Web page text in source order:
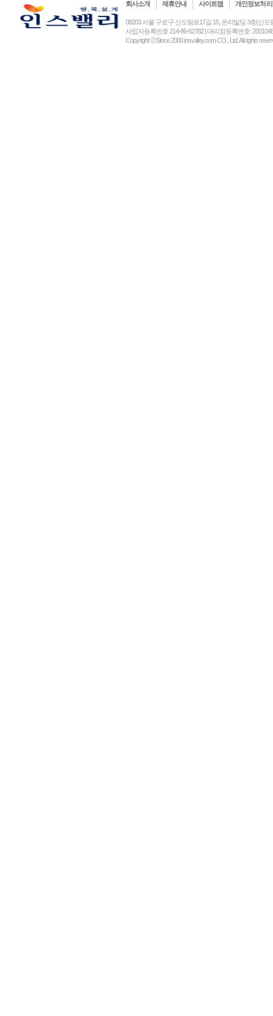
회사소개 제휴안내 사이트맵 개인정보처
08203 서울 구로구 신도림로17길 15, 온리빌딩 3층(신도
사업자등록번호 214-86-62782 | 대리점등록번호:
Copyright ⓒSince 2000 insvalley.com CO., Ltd. All rights